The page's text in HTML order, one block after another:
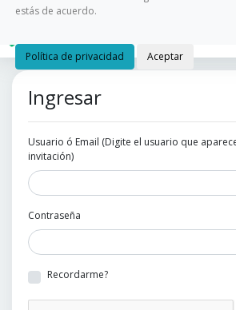
estás de acuerdo.
Política de privacidad Aceptar
Ingresar
Usuario ó Email (Digite el usuario que
invitación)
Contraseña
Recordarme?